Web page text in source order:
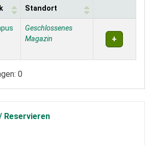
Standort
Geschlossenes
Magazin
0